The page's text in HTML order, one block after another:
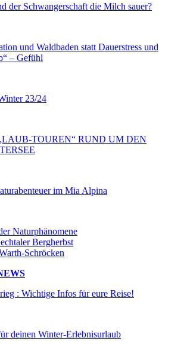
der Schwangerschaft die Milch sauer?
und Waldbaden statt Dauerstress und
– Gefühl
23/24
TOUREN“ RUND UM DEN
im Mia Alpina
Naturphänomene
Bergherbst
Schröcken
: Wichtige Infos für eure Reise!
deinen Winter-Erlebnisurlaub